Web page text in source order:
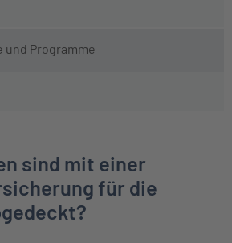
und Programme
sind mit einer
für die